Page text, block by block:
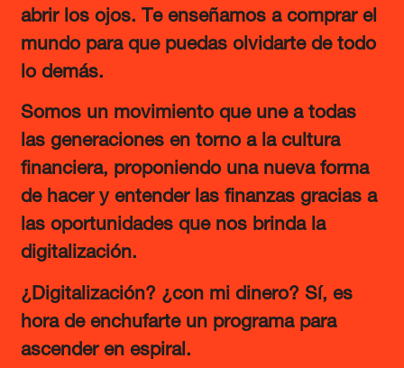
abrir los ojos. Te enseñamos a comprar el
mundo para que puedas olvidarte de todo
lo demás.
Somos un movimiento que une a todas
las generaciones en torno a la cultura
financiera, proponiendo una nueva forma
de hacer y entender las finanzas gracias a
las oportunidades que nos brinda la
digitalización.
¿Digitalización? ¿con mi dinero? Sí, es
hora de enchufarte un programa para
ascender en espiral.